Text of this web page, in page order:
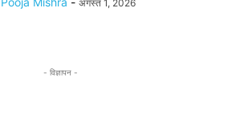
अगस्त 1, 2026
- विज्ञापन -